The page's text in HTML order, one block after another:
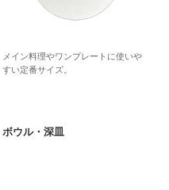
メイン料理やワンプレートに使いや
すい定番サイズ。
ボウル・深皿